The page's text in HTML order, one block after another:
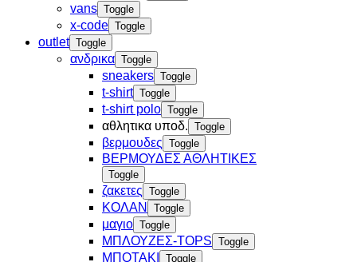
vans Toggle
x-code Toggle
outlet Toggle
ανδρικα Toggle
sneakers Toggle
t-shirt Toggle
t-shirt polo Toggle
αθλητικα υποδ. Toggle
βερμουδες Toggle
ΒΕΡΜΟΥΔΕΣ ΑΘΛΗΤΙΚΕΣ
Toggle
ζακετες Toggle
ΚΟΛΑΝ Toggle
μαγιο Toggle
ΜΠΛΟΥΖΕΣ-TOPS Toggle
ΜΠΟΤΑΚΙ Toggle